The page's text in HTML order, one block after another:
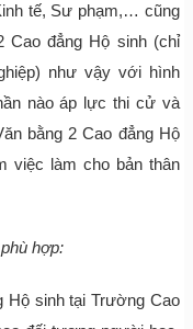
tế, Sư phạm,… cũng
Cao đẳng Hộ sinh (chỉ
như vậy với hình
nào áp lực thi cử và
bằng 2 Cao đẳng Hộ
việc làm cho bản thân
hợp:
Hộ sinh tại Trường Cao